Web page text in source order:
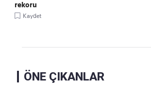
rekoru
Kaydet
ÖNE ÇIKANLAR